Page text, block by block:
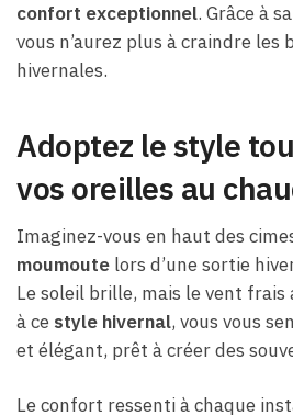
confort exceptionnel. Grâce à
vous n’aurez plus à craindre les
hivernales.
Adoptez le style
vos oreilles au
Imaginez-vous en haut des
moumoute lors d’une sortie
Le soleil brille, mais le vent frais
à ce style hivernal, vous vous
et élégant, prêt à créer des
Le confort ressenti à chaque